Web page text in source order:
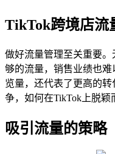
TikTok跨境店流
做好流量管理至关重要
够的流量，销售业绩也
览量，还代表了更高的
争，如何在TikTok上脱颖
吸引流量的策略